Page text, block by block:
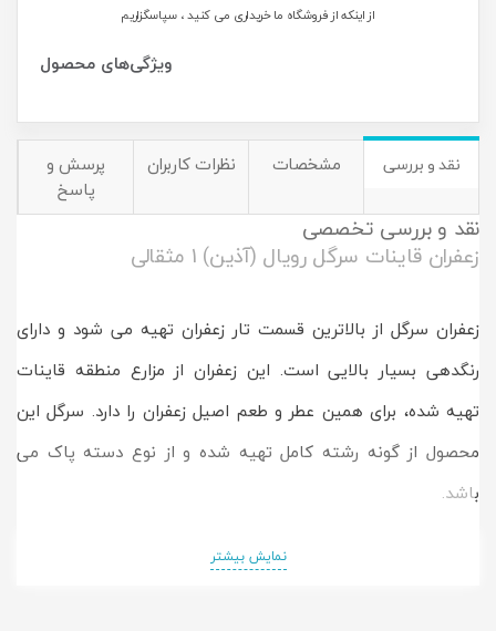
از اینکه از فروشگاه ما خریداری می کنید ، سپاسگزاریم
نقد و بررسی مشخصات نظرات کاربران
پرسش و
پاسخ
نقد و بررسی تخصصی
زعفران قاینات سرگل رویال (آذین) 1 مثقالی
زعفران سرگل از بالاترین قسمت تار زعفران تهیه می شود و دارای
رنگدهی بسیار بالایی است. این زعفران از مزارع منطقه قاینات
تهیه شده، برای همین عطر و طعم اصیل زعفران را دارد. سرگل این
محصول از گونه رشته کامل تهیه شده و از نوع دسته پاک می
باشد.
نمایش بیشتر